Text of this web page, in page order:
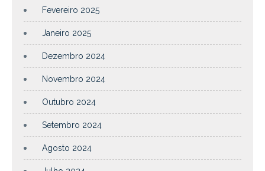
Fevereiro 2025
Janeiro 2025
Dezembro 2024
Novembro 2024
Outubro 2024
Setembro 2024
Agosto 2024